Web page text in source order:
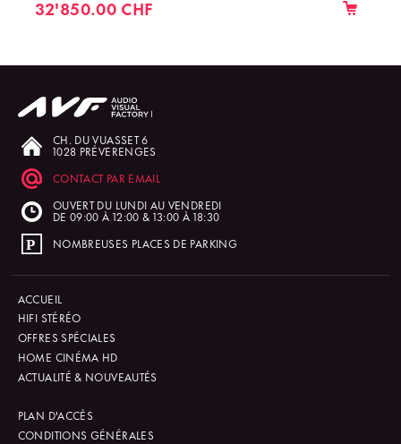
32'850.00 CHF
CH. DU VUASSET 6
1028 PRÉVERENGES
CONTACT PAR EMAIL
OUVERT DU LUNDI AU VENDREDI
DE 09:00 À 12:00 & 13:00 À 18:30
NOMBREUSES PLACES DE PARKING
ACCUEIL
HIFI STÉRÉO
OFFRES SPÉCIALES
HOME CINÉMA HD
ACTUALITÉ & NOUVEAUTÉS
PLAN D'ACCÈS
CONDITIONS GÉNÉRALES